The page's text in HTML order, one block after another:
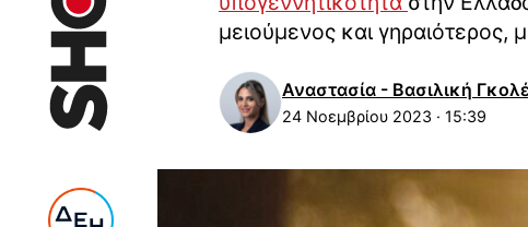
μειούμενος και γηραιότερος,
Αναστασία - Βασιλική
24 Νοεμβρίου 2023 · 15:39